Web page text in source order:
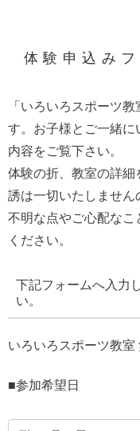
体験申込み
「いろいろスポーツ
す。お子様とご一緒
内容をご覧下さい。
体験の折、教室の詳
誘は一切いたしませ
不明な点やご心配な
ください。
下記フォームへ入力
い。
いろいろスポーツ教室
■参加希望日